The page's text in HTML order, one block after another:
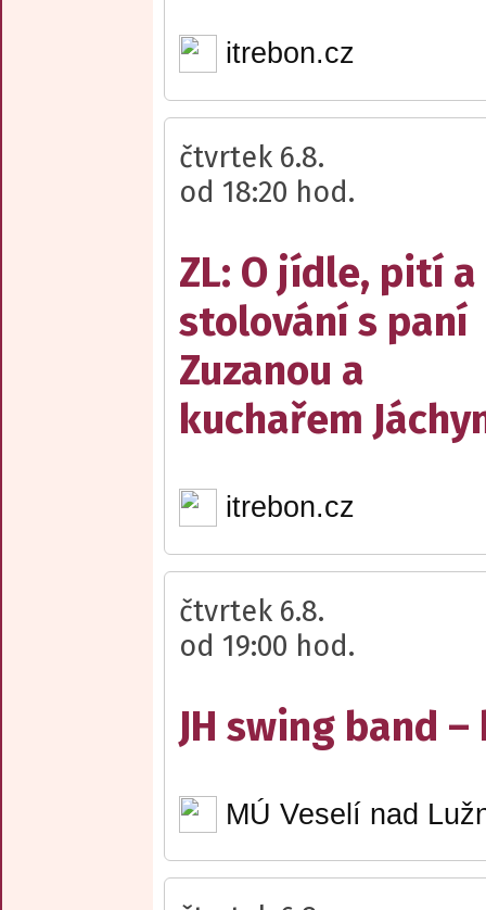
itrebon.cz
čtvrtek 6.8.
od 18:20 hod.
ZL: O jídle, pití a
stolování s paní
Zuzanou a
kuchařem
itrebon.cz
čtvrtek 6.8.
od 19:00 hod.
JH swing band
MÚ Veselí nad